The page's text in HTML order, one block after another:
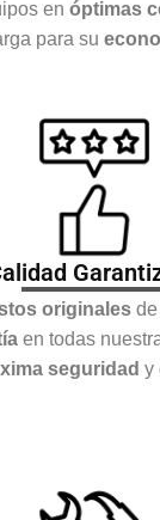
en óptimas
para su
originales de
en todas
seguridad y